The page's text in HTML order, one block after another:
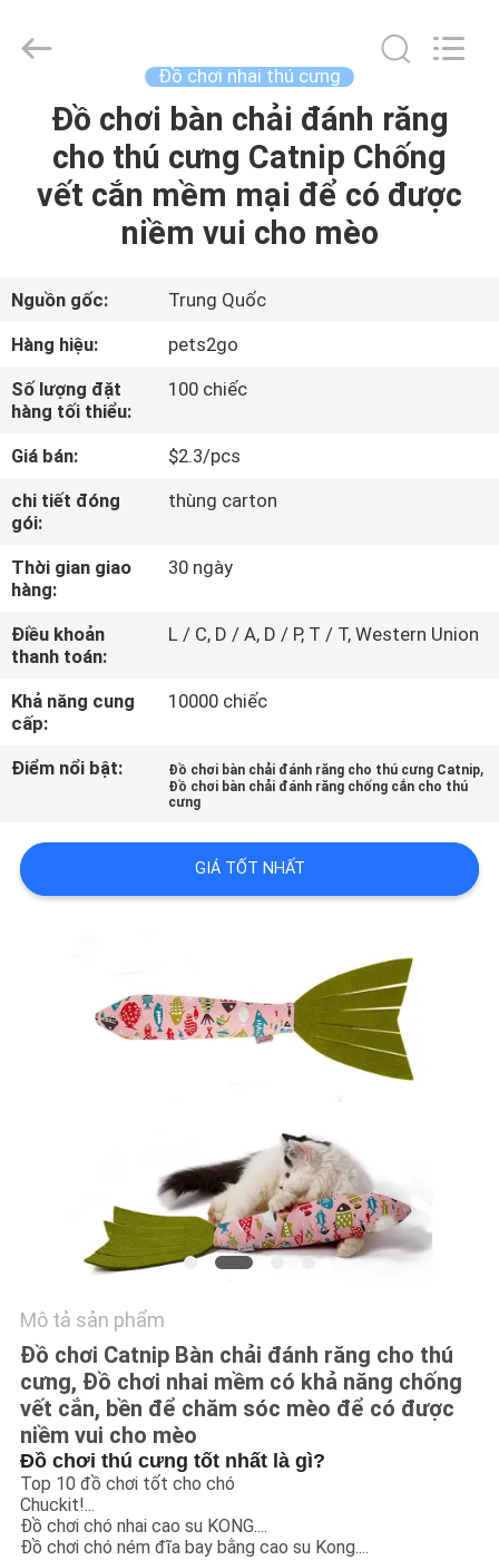
TRANG
CHỦ
PHẨM
VỀ
CHÚNG
TÔI
THAM
QUAN
NHÀ
MÁY
LIÊN
HỆ
CHÚNG
YÊU
TRANG
PRIVACY
POLICY
2026
Ningbo
Đồ chơi nhai thú cưng
Đồ chơi bàn chải đánh răng
cho thú cưng Catnip Chống
vết cắn mềm mại để có được
niềm vui cho mèo
Nguồn gốc:
Trung Quốc
Hàng hiệu:
pets2go
Số lượng đặt
hàng tối thiểu:
100 chiếc
Giá bán:
$2.3/pcs
chi tiết đóng
gói:
thùng carton
Thời gian giao
hàng:
30 ngày
Điều khoản
thanh toán:
L / C, D / A, D / P, T / T, Western Union
Khả năng cung
cấp:
10000 chiếc
Điểm nổi bật: Đồ chơi bàn chải đánh răng cho thú cưng Catnip,
Đồ chơi bàn chải đánh răng chống cắn cho thú
cưng
GIÁ TỐT NHẤT
Mô tả sản phẩm
Đồ chơi Catnip Bàn chải đánh răng cho thú
cưng, Đồ chơi nhai mềm có khả năng chống
vết cắn, bền để chăm sóc mèo để có được
niềm vui cho mèo
Đồ chơi thú cưng tốt nhất là gì?
Top 10 đồ chơi tốt cho chó
Chuckit!...
Đồ chơi chó nhai cao su KONG....
Đồ chơi chó ném đĩa bay bằng cao su Kong....